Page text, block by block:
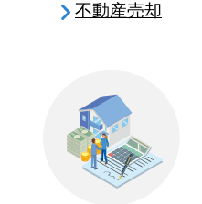
不動産売却